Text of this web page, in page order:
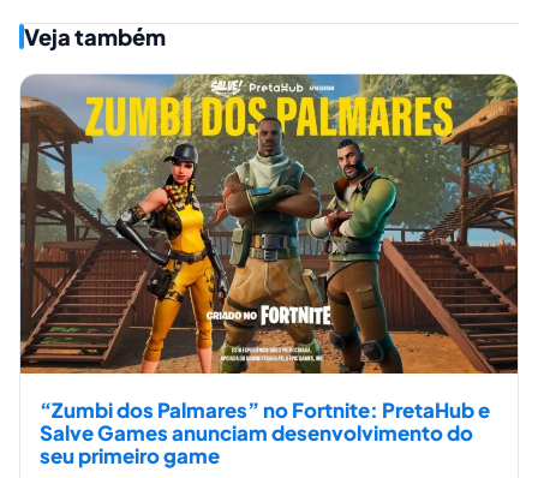
Veja também
“Zumbi dos Palmares” no Fortnite: PretaHub e
Salve Games anunciam desenvolvimento do
seu primeiro game